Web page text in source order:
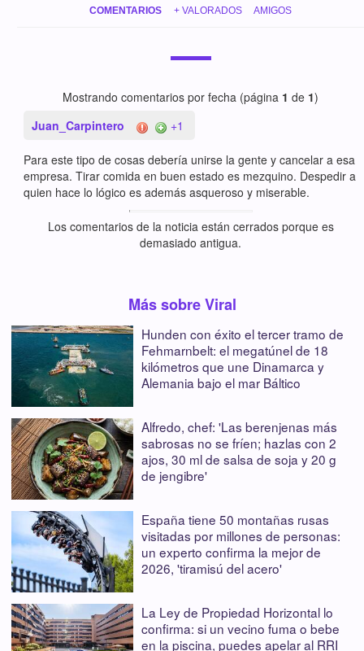
COMENTARIOS + VALORADOS AMIGOS
Mostrando comentarios por fecha (página 1 de 1)
Juan_Carpintero
+1
Para este tipo de cosas debería unirse la gente y cancelar a esa
empresa. Tirar comida en buen estado es mezquino. Despedir a
quien hace lo lógico es además asqueroso y miserable.
Los comentarios de la noticia están cerrados porque es
demasiado antigua.
Más sobre Viral
Hunden con éxito el tercer tramo de
Fehmarnbelt: el megatúnel de 18
kilómetros que une Dinamarca y
Alemania bajo el mar Báltico
Alfredo, chef: 'Las berenjenas más
sabrosas no se fríen; hazlas con 2
ajos, 30 ml de salsa de soja y 20 g
de jengibre'
España tiene 50 montañas rusas
visitadas por millones de personas:
un experto confirma la mejor de
2026, 'tiramisú del acero'
La Ley de Propiedad Horizontal lo
confirma: si un vecino fuma o bebe
en la piscina, puedes apelar al RRI